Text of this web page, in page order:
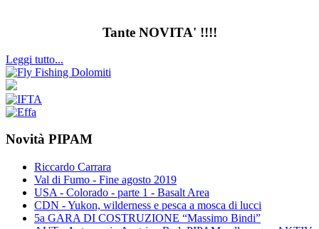
Tante NOVITA' !!!!
Leggi tutto...
Novità PIPAM
Riccardo Carrara
Val di Fumo - Fine agosto 2019
USA - Colorado - parte 1 - Basalt Area
CDN - Yukon, wilderness e pesca a mosca di lucci
5a GARA DI COSTRUZIONE “Massimo Bindi”